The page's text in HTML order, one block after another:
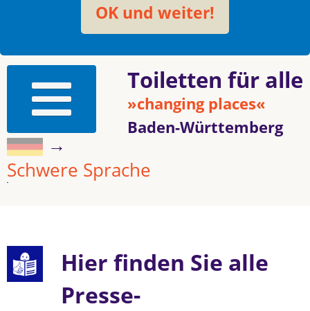
OK und weiter!
Toiletten für alle
»changing places«
Baden-Württemberg
→
Schwere Sprache
Hier finden Sie alle
Presse-